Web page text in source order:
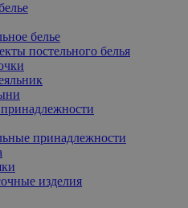
белье
постельного белья
принадлежности
изделия